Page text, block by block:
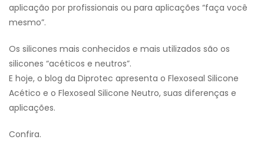
aplicação por profissionais ou para aplicações “faça você
mesmo”.
Os silicones mais conhecidos e mais utilizados são os
silicones “acéticos e neutros”.
E hoje, o blog da Diprotec apresenta o Flexoseal Silicone
Acético e o Flexoseal Silicone Neutro, suas diferenças e
aplicações.
Confira.